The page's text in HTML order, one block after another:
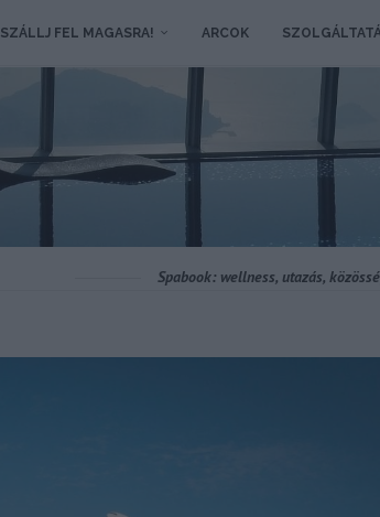
SZÁLLJ FEL MAGASRA! ARCOK
Spabook: wellness, utazás,